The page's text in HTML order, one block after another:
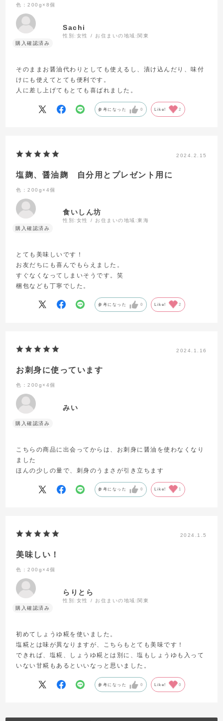
色：200g×8個
Sachi
性別: 女性 お住まいの地域: 関東
そのままお醤油代わりとしても使えるし、漬け込んだり、味付
けにも使えてとても便利です。
人に差し上げてもとても喜ばれました。
参考になった 0 Like! 2
2024.2.15
塩麹、醤油麹 自分用とプレゼント用に
色：200g×4個
食いしん坊
性別: 女性 お住まいの地域:東海
とても美味しいです！
お友だちにも喜んでもらえました。
すぐなくなってしまいそうです。笑
梱包なども丁寧でした。
参考になった 0 Like! 2
2024.1.16
お刺身に使っています
色：200g×4個
みい
こちらの商品に出会ってからは、お刺身に醤油を使わなくなり
ました
ほんの少しの量で、刺身のうまさが引き立ちます
参考になった 0 Like! 1
2024.1.5
美味しい！
色：200g×4個
らりとら
性別: 女性 お住まいの地域: 関東
初めてしょうゆ糀を使いました。
塩糀とは味が異なりますが、こちらもとても美味です！
できれば、塩糀、しょうゆ糀とは別に、塩もしょうゆも入って
いない甘糀もあるといいなっと思いました。
参考になった 0 Like! 0